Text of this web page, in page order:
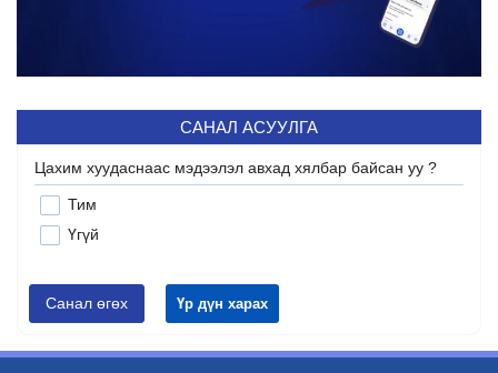
САНАЛ АСУУЛГА
Цахим хуудаснаас мэдээлэл авхад хялбар байсан уу ?
Тим
Үгүй
Санал өгөх Үр дүн харах